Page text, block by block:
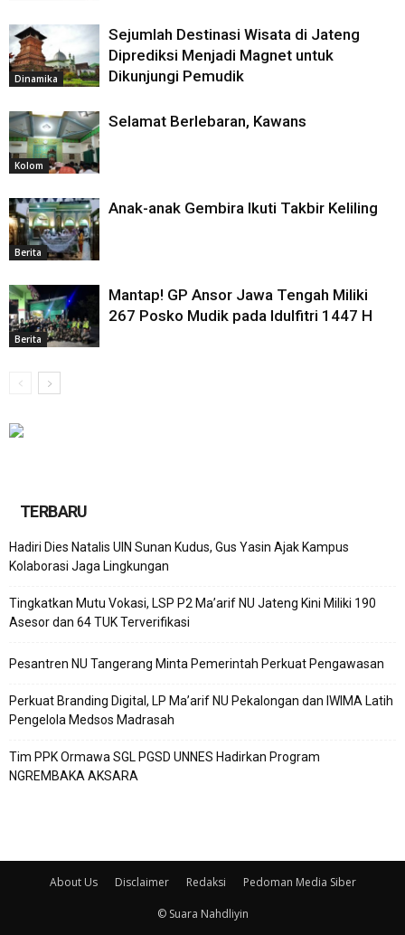
Dinamika
Sejumlah Destinasi Wisata di Jateng
Diprediksi Menjadi Magnet untuk
Dikunjungi Pemudik
Kolom
Selamat Berlebaran, Kawans
Berita
Anak-anak Gembira Ikuti Takbir Keliling
Berita
Mantap! GP Ansor Jawa Tengah Miliki
267 Posko Mudik pada Idulfitri 1447 H
TERBARU
Hadiri Dies Natalis UIN Sunan Kudus, Gus Yasin Ajak Kampus
Kolaborasi Jaga Lingkungan
Tingkatkan Mutu Vokasi, LSP P2 Ma’arif NU Jateng Kini Miliki 190
Asesor dan 64 TUK Terverifikasi
Pesantren NU Tangerang Minta Pemerintah Perkuat Pengawasan
Perkuat Branding Digital, LP Ma’arif NU Pekalongan dan IWIMA Latih
Pengelola Medsos Madrasah
Tim PPK Ormawa SGL PGSD UNNES Hadirkan Program
NGREMBAKA AKSARA
About Us Disclaimer Redaksi Pedoman Media Siber
© Suara Nahdliyin